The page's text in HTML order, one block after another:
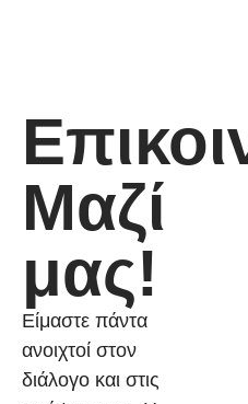
Μαζί
μας!
Είμαστε πάντα
ανοιχτοί στον
διάλογο και στις